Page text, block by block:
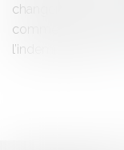
changement de
comme une
l’indemnisation